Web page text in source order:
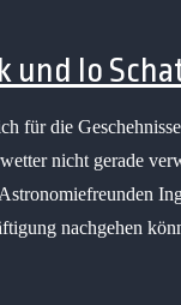
und Io
für die
nicht gerade
nachgehen